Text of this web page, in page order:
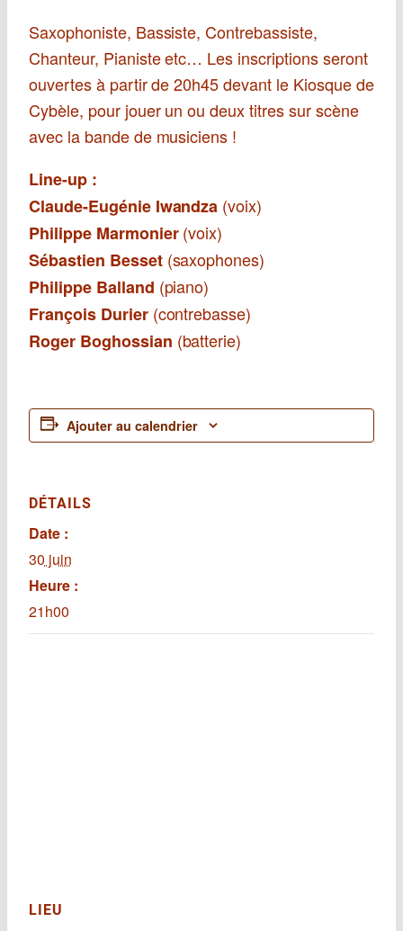
Saxophoniste, Bassiste, Contrebassiste,
Chanteur, Pianiste etc… Les inscriptions seront
ouvertes à partir de 20h45 devant le Kiosque de
Cybèle, pour jouer un ou deux titres sur scène
avec la bande de musiciens !
Line-up :
Claude-Eugénie Iwandza (voix)
Philippe Marmonier(voix)
Sébastien Besset(saxophones)
Philippe Balland (piano)
François Durier(contrebasse)
Roger Boghossian (batterie)
Ajouter au calendrier
DÉTAILS
Date :
30 juin
Heure :
21h00
LIEU